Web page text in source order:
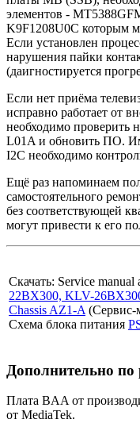
элементов -
K9F1208U0C которым
Если установлен
нарушения пайки
(даигностируется
Если нет приёма
исправно работает от
необходимо проверить
L01A и обновить ПО.
I2C необходимо
Ещё раз напоминаем
самостоятельного
без соответствующей
могут привести к его
Скачать: Service manual
22BX300, KLV-
Chassis AZ1-A (Сервис-
Схема блока питания
Дополнительно
Плата BAA от
от MediaTek.